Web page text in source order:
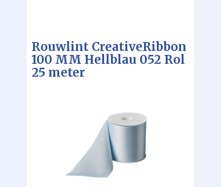
Rouwlint CreativeRibbon
100 MM Hellblau 052 Rol
25 meter